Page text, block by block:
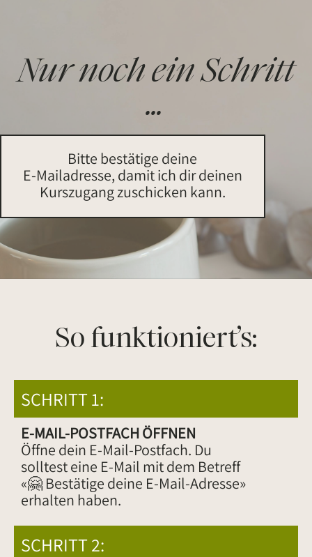
Nur noch ein Schritt
...
Bitte bestätige deine
E-Mailadresse, damit ich dir deinen
Kurszugang zuschicken kann.
So funktioniert’s:
SCHRITT 1:
E-MAIL-POSTFACH ÖFFNEN
Öffne dein E-Mail-Postfach. Du
solltest eine E-Mail mit dem Betreff
«🤗 Bestätige deine E-Mail-Adresse»
erhalten haben.
SCHRITT 2: